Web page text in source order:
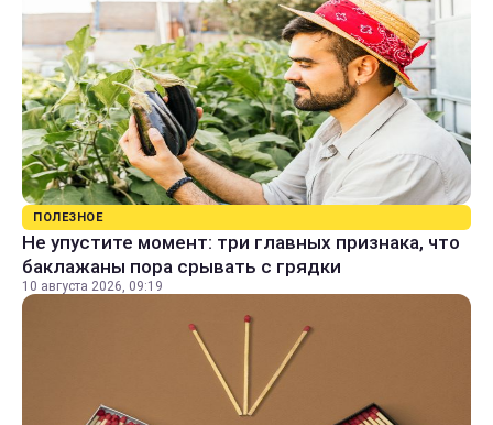
ПОЛЕЗНОЕ
Не упустите момент: три главных признака, что
баклажаны пора срывать с грядки
10 августа 2026, 09:19